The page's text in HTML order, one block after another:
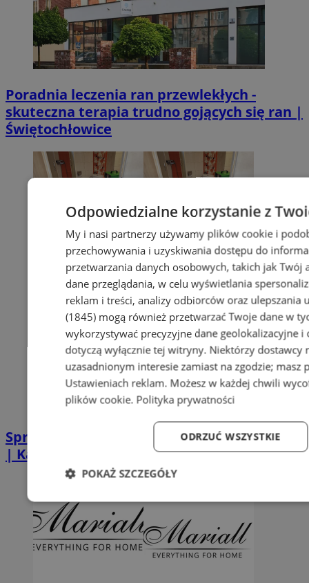
Poradnia leczenia ran przewlekłych -
skuteczna terapia trudno gojących się ran |
Świętochłowice
Sprzątanie po zgonie w Piekarach Śląskich
| Kastelnik
Odpowiedzialne korzystanie z
My i nasi partnerzy używamy plików cookie i
przechowywania i uzyskiwania dostępu do
przetwarzania danych osobowych, takich jak
dane przeglądania, w celu wyświetlania
reklam i treści, analizy odbiorców oraz ulepszania
(1845)mogą również przetwarzać Twoje dane w
wykorzystywać precyzyjne dane geolokalizacyjne
dotyczą wyłącznie tej witryny. Niektórzy dostawcy
uzasadnionym interesie zamiast na zgodzie; masz
Ustawieniach reklam. Możesz w każdej chwili
plików cookie. Polityka prywatności
ODRZUĆ WSZYSTKIE
POKAŻ SZCZEGÓŁY
Niezbędne Wydajność Targetowanie